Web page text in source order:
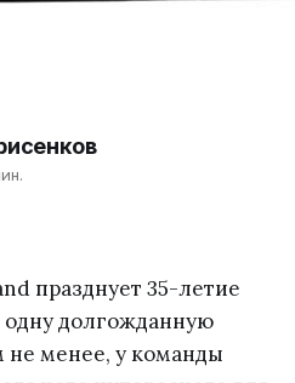
празднует 35-летие
одну долгожданную
не менее, у команды